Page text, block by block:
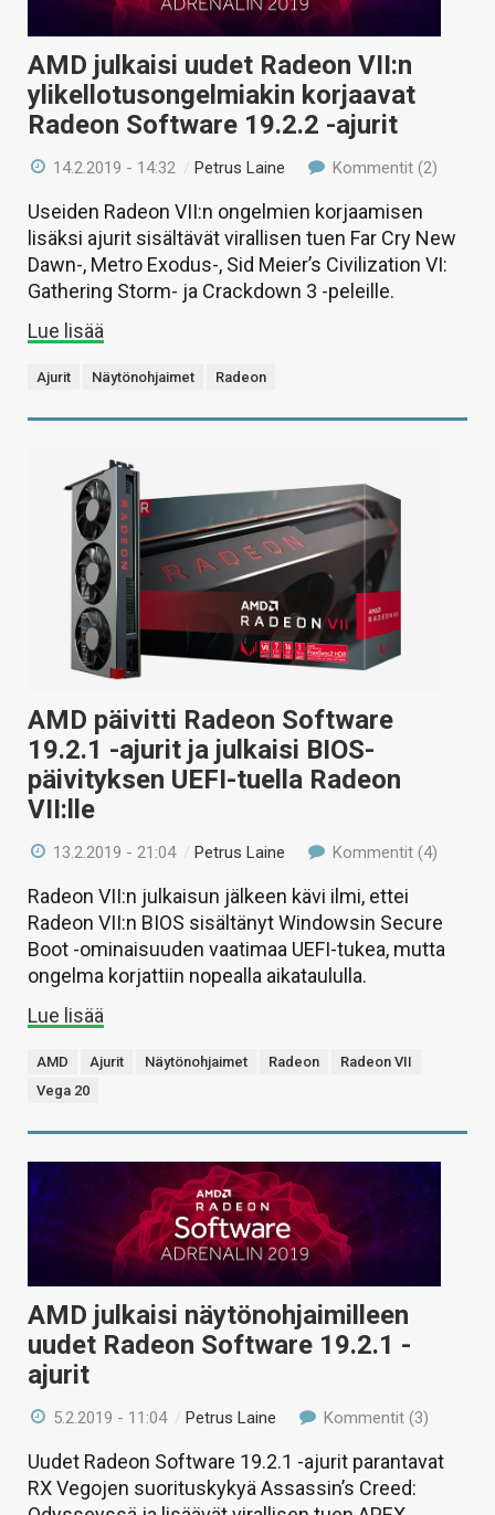
AMD julkaisi uudet Radeon VII:n
ylikellotusongelmiakin korjaavat
Radeon Software 19.2.2 -ajurit
14.2.2019 - 14:32 /Petrus Laine Kommentit (2)
Useiden Radeon VII:n ongelmien korjaamisen
lisäksi ajurit sisältävät virallisen tuen Far Cry New
Dawn-, Metro Exodus-, Sid Meier’s Civilization VI:
Gathering Storm- ja Crackdown 3 -peleille.
Lue lisää
Ajurit Näytönohjaimet Radeon
AMD päivitti Radeon Software
19.2.1 -ajurit ja julkaisi BIOS-
päivityksen UEFI-tuella Radeon
VII:lle
13.2.2019 - 21:04 / Petrus Laine Kommentit (4)
Radeon VII:n julkaisun jälkeen kävi ilmi, ettei
Radeon VII:n BIOS sisältänyt Windowsin Secure
Boot -ominaisuuden vaatimaa UEFI-tukea, mutta
ongelma korjattiin nopealla aikataululla.
Lue lisää
AMD Ajurit Näytönohjaimet Radeon
Radeon VII
Vega 20
AMD julkaisi näytönohjaimilleen
uudet Radeon Software 19.2.1 -
ajurit
5.2.2019 - 11:04 /Petrus Laine Kommentit (3)
Uudet Radeon Software 19.2.1 -ajurit parantavat
RX Vegojen suorituskykyä Assassin’s Creed: